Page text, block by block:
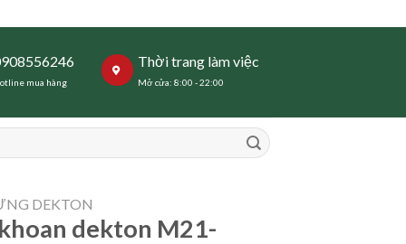
mua hàng
Thời trang làm việc
Mở cửa: 8:00 - 22:00
DEKTON
dekton M21-